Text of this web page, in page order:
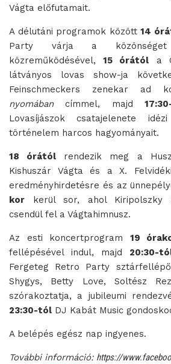
Vágta előfutamait.
A délutáni programok között14
Party várja a közönséget
közreműködésével,15 órától a
látványos lovas show-ja
Feinschmeckers zenekar ad
nyomábancímmel, majd
Lovasíjászok csatajelenete
történelem harcos hagyományait.
18 órától rendezik meg a
Kishuszár Vágta és a X.
eredményhirdetésre és az
kor kerül sor, ahol Kiripolszky
csendül fel a Vágtahimnusz.
Az esti koncertprogram 19
fellépésével indul, majd 20:30-
Fergeteg Retro Party
Shygys, Betty Love, Soltész
szórakoztatja, a jubileumi
23:30-tól DJ Kabát Music
A belépés egész nap ingyenes.
További információ: https://